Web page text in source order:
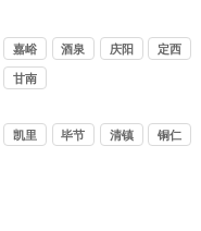
嘉峪
关
酒泉 庆阳 定西
甘南
凯里 毕节 清镇 铜仁